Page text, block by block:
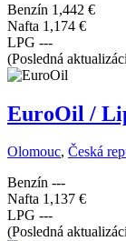
Benzín 1,442 €
Nafta 1,174 €
LPG ---
(Posledná
EuroOil /
Olomouc, Česká
Benzín ---
Nafta 1,137 €
LPG ---
(Posledná